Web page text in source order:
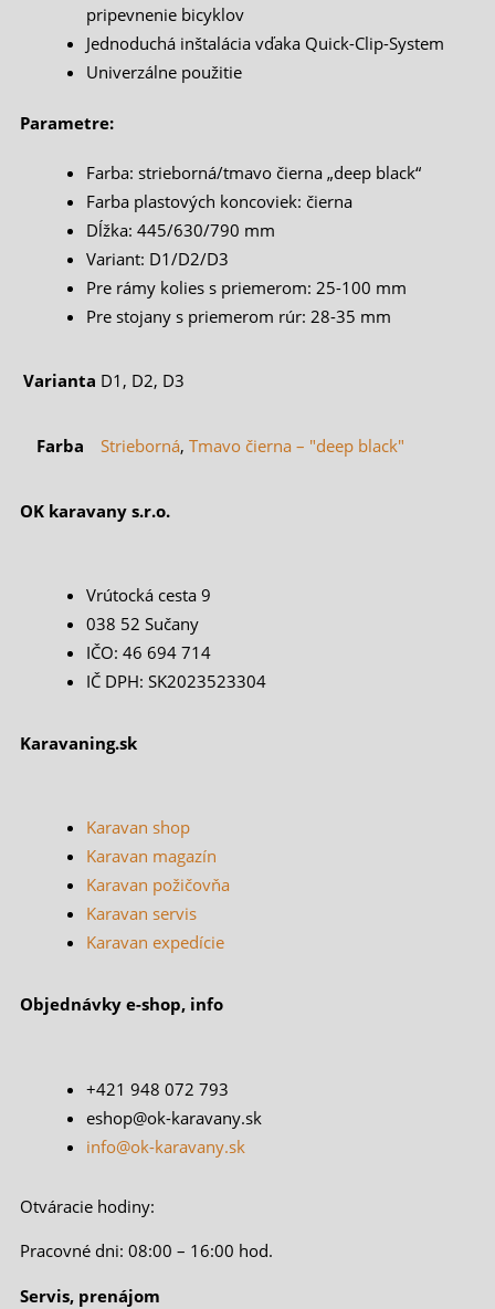
pripevnenie bicyklov
Jednoduchá inštalácia vďaka Quick-Clip-System
Univerzálne použitie
Parametre:
Farba: strieborná/tmavo čierna „deep black“
Farba plastových koncoviek: čierna
Dĺžka: 445/630/790 mm
Variant: D1/D2/D3
Pre rámy kolies s priemerom: 25-100 mm
Pre stojany s priemerom rúr: 28-35 mm
Varianta D1, D2, D3
Farba Strieborná, Tmavo čierna – "deep black"
OK karavany s.r.o.
Vrútocká cesta 9
038 52 Sučany
IČO: 46 694 714
IČ DPH: SK2023523304
Karavaning.sk
Karavan shop
Karavan magazín
Karavan požičovňa
Karavan servis
Karavan expedície
Objednávky e-shop, info
+421 948 072 793
eshop@ok-karavany.sk
info@ok-karavany.sk
Otváracie hodiny:
Pracovné dni: 08:00 – 16:00 hod.
Servis, prenájom